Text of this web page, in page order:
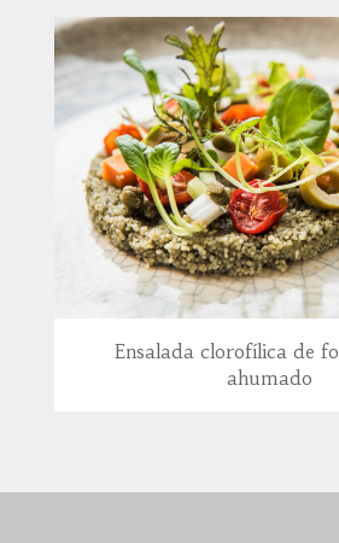
Ensalada clorofílica de
ahumado